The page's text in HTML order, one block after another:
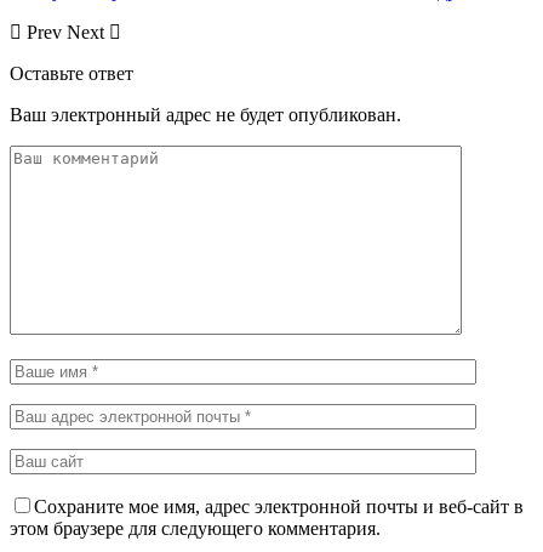
Prev Next
Оставьте ответ
Ваш электронный адрес не будет опубликован.
Сохраните мое имя, адрес электронной почты и веб-сайт в
этом браузере для следующего комментария.